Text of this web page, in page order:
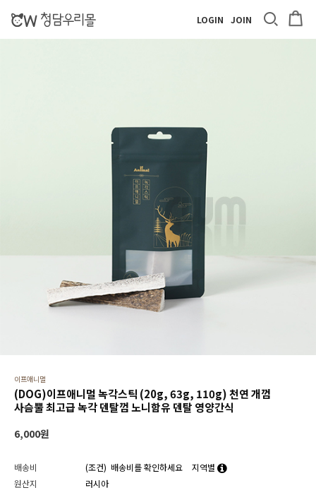
LOGIN JOIN
이프애니멀
(DOG)이프애니멀 녹각스틱 (20g, 63g, 110g) 천연 개껌
사슴뿔 최고급 녹각 덴탈껌 노니함유 덴탈 영양간식
6,000원
배송비 (조건) 배송비를 확인하세요
지역별
원산지
러시아